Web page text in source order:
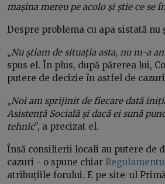
mașina mereu pe acolo și știe ce se
Despre problema cu apa sistată nu
„Nu știam de situația asta, nu m-a
spus el. În plus, după părerea lui,
putere de decizie în astfel de
„Noi am sprijinit de fiecare dată
Asistență Socială și dacă ei sună
tehnic”, a precizat el.
Însă consilierii locali au putere de
cazuri - o spune chiar
atribuțiile forului. E pe site-ul